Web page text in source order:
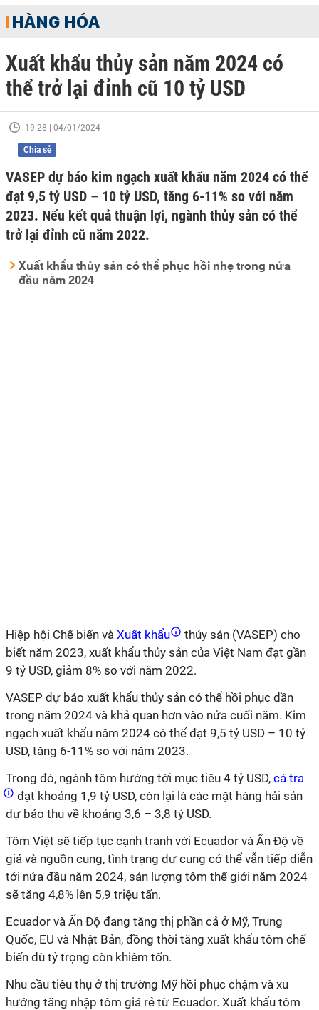
HÀNG HÓA
Xuất khẩu thủy sản năm 2024 có
thể trở lại đỉnh cũ 10 tỷ USD
19:28 | 04/01/2024
Chia sẻ
VASEP dự báo kim ngạch xuất khẩu năm 2024 có thể
đạt 9,5 tỷ USD – 10 tỷ USD, tăng 6-11% so với năm
2023. Nếu kết quả thuận lợi, ngành thủy sản có thể
trở lại đỉnh cũ năm 2022.
Xuất khẩu thủy sản có thể phục hồi nhẹ trong nửa
đầu năm 2024
Hiệp hội Chế biến và Xuất khẩu
thủy sản (VASEP) cho
biết năm 2023, xuất khẩu thủy sản của Việt Nam đạt gần
9 tỷ USD, giảm 8% so với năm 2022.
VASEP dự báo xuất khẩu thủy sản có thể hồi phục dần
trong năm 2024 và khả quan hơn vào nửa cuối năm. Kim
ngạch xuất khẩu năm 2024 có thể đạt 9,5 tỷ USD – 10 tỷ
USD, tăng 6-11% so với năm 2023.
Trong đó, ngành tôm hướng tới mục tiêu 4 tỷ USD, cá tra
đạt khoảng 1,9 tỷ USD, còn lại là các mặt hàng hải sản
dự báo thu về khoảng 3,6 – 3,8 tỷ USD.
Tôm Việt sẽ tiếp tục cạnh tranh với Ecuador và Ấn Độ về
giá và nguồn cung, tình trạng dư cung có thể vẫn tiếp diễn
tới nửa đầu năm 2024, sản lượng tôm thế giới năm 2024
sẽ tăng 4,8% lên 5,9 triệu tấn.
Ecuador và Ấn Độ đang tăng thị phần cả ở Mỹ, Trung
Quốc, EU và Nhật Bản, đồng thời tăng xuất khẩu tôm chế
biến dù tỷ trọng còn khiêm tốn.
Nhu cầu tiêu thụ ở thị trường Mỹ hồi phục chậm và xu
hướng tăng nhập tôm giá rẻ từ Ecuador. Xuất khẩu tôm